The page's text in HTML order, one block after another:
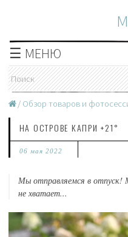
☰ МЕНЮ
Обзор товаров и
НА ОСТРОВЕ КАПРИ +21°
06 мая 2022
Мы отправляемся в отпуск!
не хватает...